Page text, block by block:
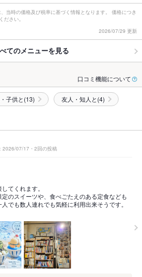
当時の価格及び税率に基づく情報となります。 価格につき
ださい。
2026/07/29 更新
てのメニューを見る
口コミ機能について
子供と(13) 友人・知人と(4)
2026/07/17・2回の投稿
てくれます。
のスイーツや、食べごたえのある定食なども
でも数人連れでも気軽に利用出来そうです。